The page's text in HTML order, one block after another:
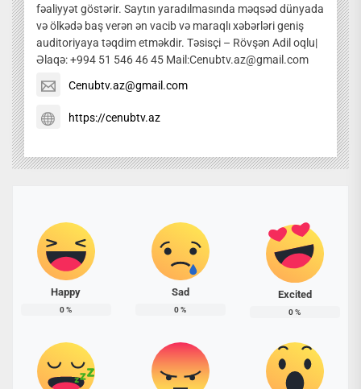
fəaliyyət göstərir. Saytın yaradılmasında məqsəd dünyada
və ölkədə baş verən ən vacib və maraqlı xəbərləri geniş
auditoriyaya təqdim etməkdir. Təsisçi – Rövşən Adil oqlu|
Əlaqə: +994 51 546 46 45 Mail:Cenubtv.az@gmail.com
Cenubtv.az@gmail.com
https://cenubtv.az
Happy
0%
Sad
0%
Excited
0%